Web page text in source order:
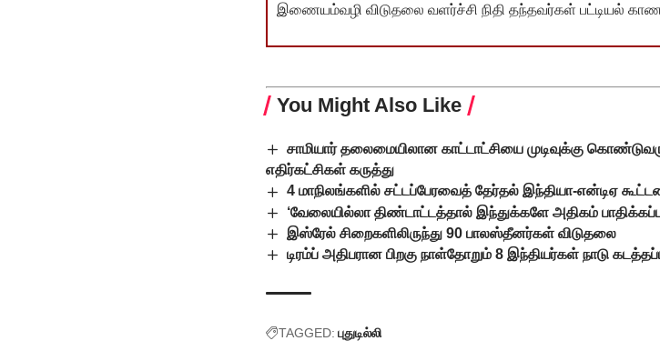
இணையம்வழி விடுதலை வளர்ச்சி நிதி தந்தவர்கள் பட்டியல்
You Might Also Like
சாமியார் தலைமையிலான காட்டாட்சியை முடிவுக்கு
எதிர்கட்சிகள் கருத்து
4 மாநிலங்களில் சட்டப்பேரவைத் தேர்தல் இந்தியா-என்டிஏ
‘வேலையில்லா திண்டாட்டத்தால் இந்துக்களே அதிகம்
இஸ்ரேல் சிறைகளிலிருந்து 90 பாலஸ்தீனர்கள் விடுதலை
டிரம்ப் அதிபரான பிறகு நாள்தோறும் 8 இந்தியர்கள் நாடு
TAGGED: புதுடில்லி